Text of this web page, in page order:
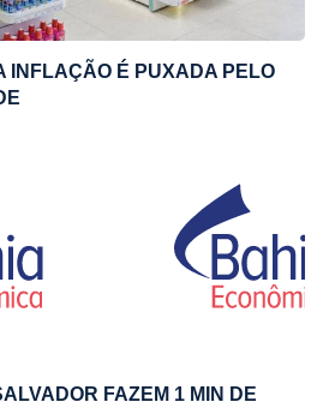
INFLAÇÃO É PUXADA PELO
FAZEM 1 MIN DE